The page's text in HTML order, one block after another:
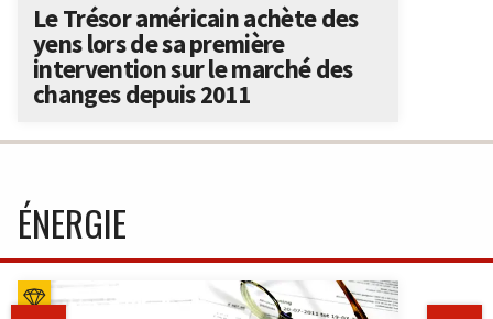
Le Trésor américain achète des
yens lors de sa première
intervention sur le marché des
changes depuis 2011
ÉNERGIE